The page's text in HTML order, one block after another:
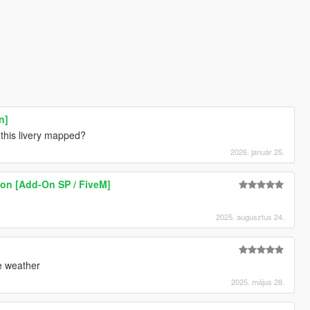
livery mapped?
2026. január 25.
[Add-On SP / FiveM]
2025. augusztus 24.
weather
2025. május 28.